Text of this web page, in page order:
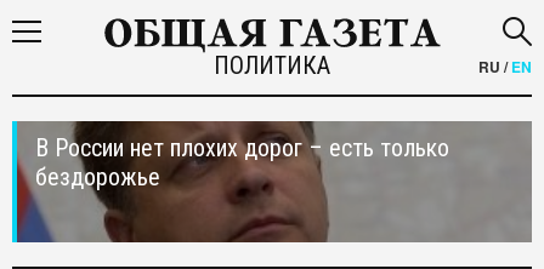
ПОЛИТИКА RU /EN
В России нет плохих дорог – есть только
бездорожье